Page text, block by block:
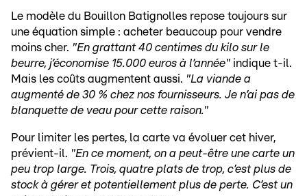
Le modèle du Bouillon Batignolles repose toujours sur
une équation simple : acheter beaucoup pour vendre
moins cher. "En grattant 40 centimes du kilo sur le
beurre, j’économise 15.000 euros à l’année" indique t-il.
Mais les coûts augmentent aussi. "La viande a
augmenté de 30 % chez nos fournisseurs. Je n’ai pas de
blanquette de veau pour cette raison."
Pour limiter les pertes, la carte va évoluer cet hiver,
prévient-il. "En ce moment, on a peut-être une carte un
peu trop large. Trois, quatre plats de trop, c’est plus de
stock à gérer et potentiellement plus de perte. C’est un